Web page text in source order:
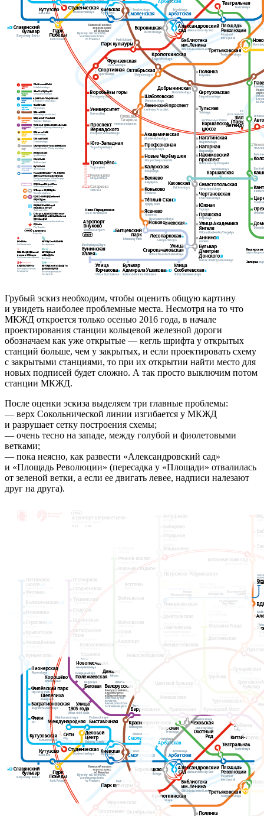
Грубый эскиз необходим, чтобы оценить общую картину
и увидеть наиболее проблемные места. Несмотря на то что
МКЖД откроется только осенью 2016 года, в начале
проектирования станции кольцевой железной дороги
обозначаем как уже открытые — кегль шрифта у открытых
станций больше, чем у закрытых, и если проектировать схему
с закрытыми станциями, то при их открытии найти место для
новых подписей будет сложно. А так просто выключим потом
станции МКЖД.
После оценки эскиза выделяем три главные проблемы:
— верх Сокольнической линии изгибается у МКЖД
и разрушает сетку построения схемы;
— очень тесно на западе, между голубой и фиолетовыми
ветками;
— пока неясно, как развести «Александровский сад»
и «Площадь Революции» (пересадка у «Площади» отвалилась
от зеленой ветки, а если ее двигать левее, надписи налезают
друг на друга).